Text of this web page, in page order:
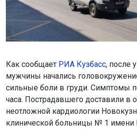
Как сообщает РИА Кузбасс, после
мужчины начались
сильные боли в груди. Симптомы
часа. Пострадавшего доставили в
неотложной кардиологии
клинической больницы № 1 имени